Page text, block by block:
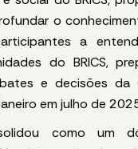
o
a
do BRICS,
e decisões da
em julho de
como um